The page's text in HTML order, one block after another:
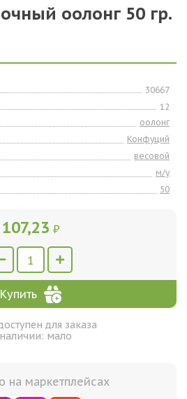
оолонг 50 гр.
30667
12
оолонг
Конфуций
весовой
м/у
50
107,23 ₽
Купить
для заказа
мало
на маркетплейсах